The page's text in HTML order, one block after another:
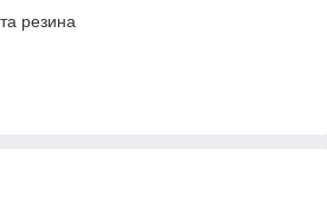
резина